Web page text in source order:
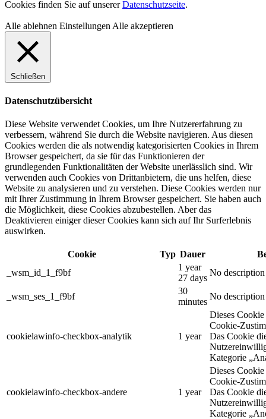
Cookies finden Sie auf unsererDatenschutzseite.
Alle ablehnen Einstellungen Alle akzeptieren
Schließen
Datenschutzübersicht
Diese Website verwendet Cookies, um Ihre Nutzererfahrung zu
verbessern, während Sie durch die Website navigieren. Aus diesen
Cookies werden die als notwendig kategorisierten Cookies in Ihrem
Browser gespeichert, da sie für das Funktionieren der
grundlegenden Funktionalitäten der Website unerlässlich sind. Wir
verwenden auch Cookies von Drittanbietern, die uns helfen, diese
Website zu analysieren und zu verstehen. Diese Cookies werden nur
mit Ihrer Zustimmung in Ihrem Browser gespeichert. Sie haben auch
die Möglichkeit, diese Cookies abzubestellen. Aber das
Deaktivieren einiger dieser Cookies kann sich auf Ihr Surferlebnis
auswirken.
Cookie Typ Dauer
_wsm_id_1_f9bf
1 year
27 days
No description
_wsm_ses_1_f9bf
30
minutes
No description
cookielawinfo-checkbox-analytik 1 year
Dieses
Cookie-
Das Cookie
Kategorie
cookielawinfo-checkbox-andere 1 year
Dieses
Cookie-
Das Cookie
Kategorie